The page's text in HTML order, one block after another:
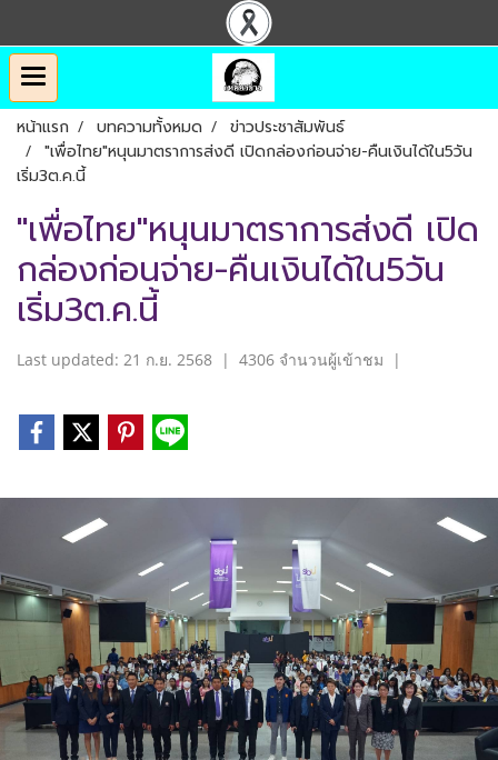
หน้าแรก บทความทั้งหมด
ข่าวประชาสัมพันธ์
"เพื่อไทย"หนุนมาตราการส่งดี เปิดกล่องก่อนจ่าย-คืนเงินได้ใน5วัน
เริ่ม3ต.ค.นี้
"เพื่อไทย"หนุนมาตราการส่งดี เปิด
กล่องก่อนจ่าย-คืนเงินได้ใน5วัน
เริ่ม3ต.ค.นี้
Last updated: 21 ก.ย. 2568 | 4306 จำนวนผู้เข้าชม |